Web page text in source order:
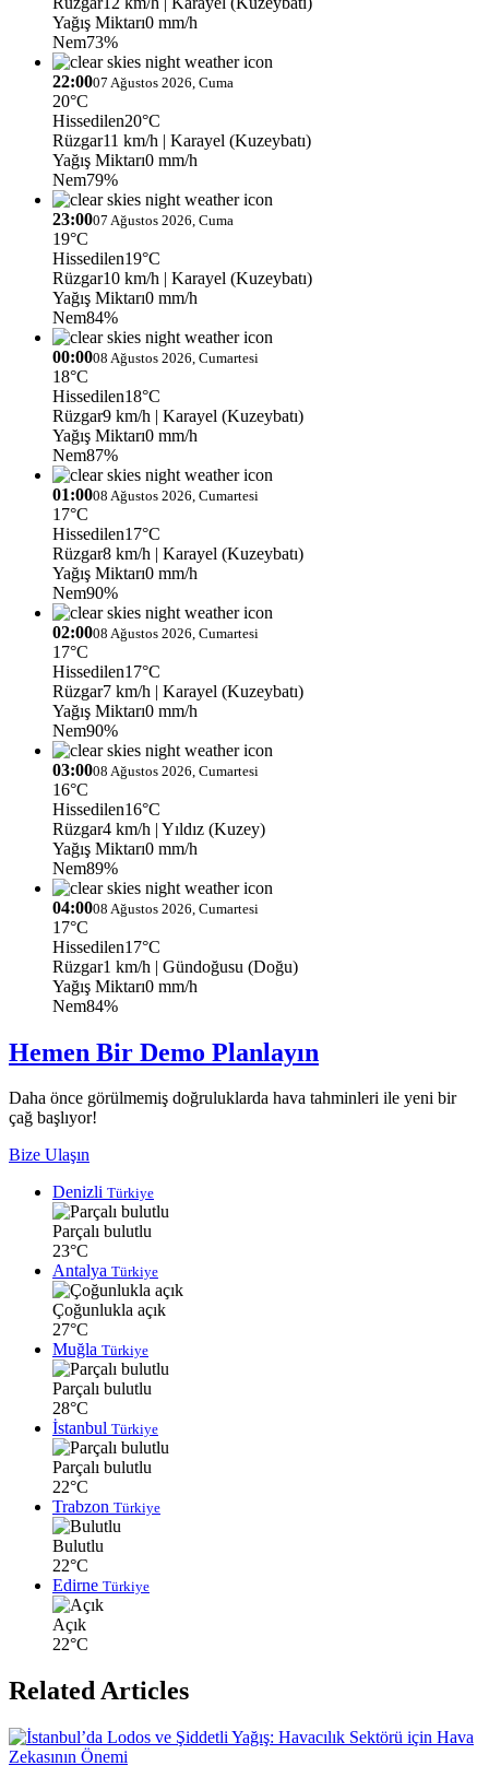
Yağış Miktarı0 mm/h
Nem73%
22:0007 Ağustos 2026, Cuma
20°C
Hissedilen20°C
Rüzgar11 km/h | Karayel (Kuzeybatı)
Yağış Miktarı0 mm/h
Nem79%
23:0007 Ağustos 2026, Cuma
19°C
Hissedilen19°C
Rüzgar10 km/h | Karayel (Kuzeybatı)
Yağış Miktarı0 mm/h
Nem84%
00:0008 Ağustos 2026, Cumartesi
18°C
Hissedilen18°C
Rüzgar9 km/h | Karayel (Kuzeybatı)
Yağış Miktarı0 mm/h
Nem87%
01:0008 Ağustos 2026, Cumartesi
17°C
Hissedilen17°C
Rüzgar8 km/h | Karayel (Kuzeybatı)
Yağış Miktarı0 mm/h
Nem90%
02:0008 Ağustos 2026, Cumartesi
17°C
Hissedilen17°C
Rüzgar7 km/h | Karayel (Kuzeybatı)
Yağış Miktarı0 mm/h
Nem90%
03:0008 Ağustos 2026, Cumartesi
16°C
Hissedilen16°C
Rüzgar4 km/h | Yıldız (Kuzey)
Yağış Miktarı0 mm/h
Nem89%
04:0008 Ağustos 2026, Cumartesi
17°C
Hissedilen17°C
Rüzgar1 km/h | Gündoğusu (Doğu)
Yağış Miktarı0 mm/h
Nem84%
Hemen Bir Demo Planlayın
Daha önce görülmemiş doğruluklarda hava tahminleri ile yeni bir
çağ başlıyor!
Bize Ulaşın
Denizli Türkiye
Parçalı bulutlu
23°C
Antalya Türkiye
Çoğunlukla açık
27°C
Muğla Türkiye
Parçalı bulutlu
28°C
İstanbul Türkiye
Parçalı bulutlu
22°C
Trabzon Türkiye
Bulutlu
22°C
Edirne Türkiye
Açık
22°C
Related Articles